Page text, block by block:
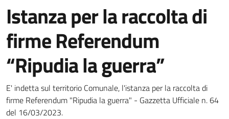
Istanza per la raccolta di
firme Referendum
“Ripudia la guerra”
Dettagli della notizia
E' indetta sul territorio Comunale, l'istanza per la raccolta di
firme Referendum "Ripudia la guerra" - Gazzetta Ufficiale n. 64
del 16/03/2023.